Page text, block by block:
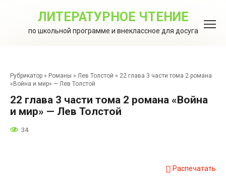
ЛИТЕРАТУРНОЕ ЧТЕНИЕ
по школьной программе и внеклассное для досуга
Рубрикатор » Романы » Лев Толстой » 22 глава 3 части тома 2 романа
«Война и мир» — Лев Толстой
22 глава 3 части тома 2 романа «Война
и мир» — Лев Толстой
34
Распечатать